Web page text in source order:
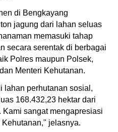
di Bengkayang
jagung dari lahan seluas
memasuki tahap
secara serentak di berbagai
Polres maupun Polsek,
Menteri Kehutanan.
lahan perhutanan sosial,
168.432,23 hektar dari
Kami sangat mengapresiasi
jelasnya.